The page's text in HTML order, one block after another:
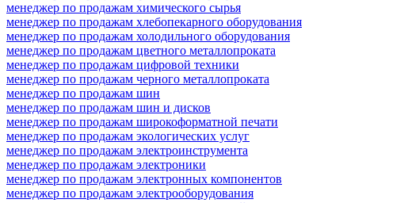
менеджер по продажам химического сырья
менеджер по продажам хлебопекарного оборудования
менеджер по продажам холодильного оборудования
менеджер по продажам цветного металлопроката
менеджер по продажам цифровой техники
менеджер по продажам черного металлопроката
менеджер по продажам шин
менеджер по продажам шин и дисков
менеджер по продажам широкоформатной печати
менеджер по продажам экологических услуг
менеджер по продажам электроинструмента
менеджер по продажам электроники
менеджер по продажам электронных компонентов
менеджер по продажам электрооборудования